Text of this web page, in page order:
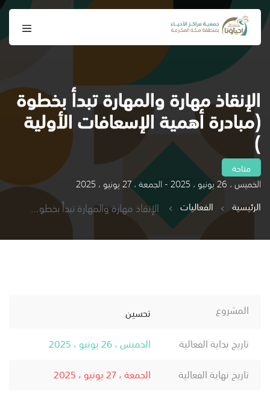
الإنقاذ مهارة والمهارة تبدأ بخطوة
(مبادرة أهمية الإسعافات الأولية
)
متاحة
الخميس ، 26 يونيو ، 2025 - الجمعة ، 27 يونيو ، 2025
الرئيسية
الفعاليات الإنقاذ مهارة والمهارة تبدأ بخطوة (مبادرة أهمية الإسعافات الأولية )
المشروع
تحسين
تاريخ بداية الفعالية
الخميس ، 26 يونيو ، 2025
تاريخ نهاية الفعالية
الجمعة ، 27 يونيو ، 2025